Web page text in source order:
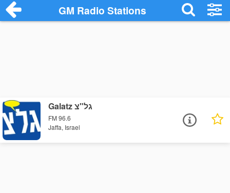
GM Radio Stations
Galatz גל"צ
FM 96.6
Jaffa, Israel